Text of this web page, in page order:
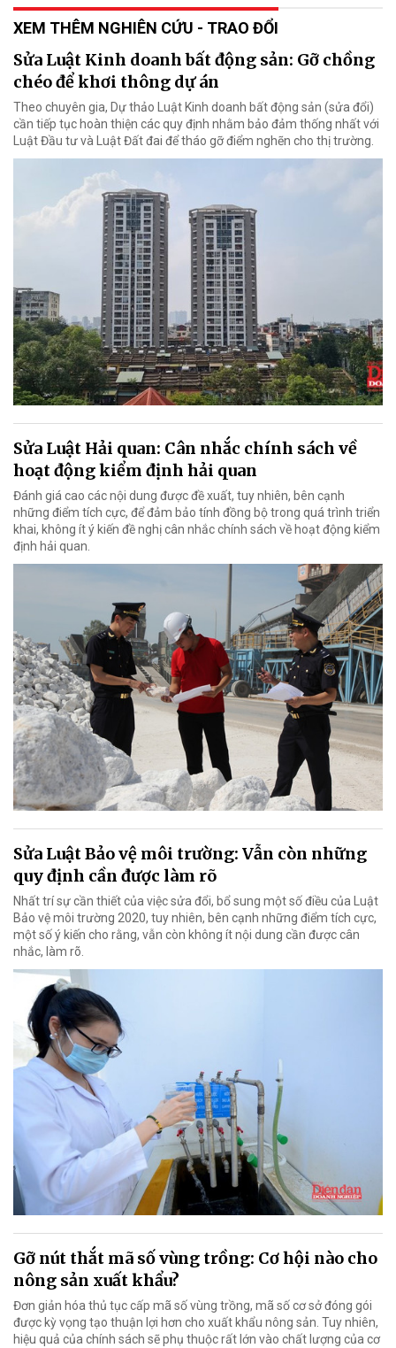
XEM THÊM NGHIÊN CỨU - TRAO ĐỔI
Sửa Luật Kinh doanh bất động sản: Gỡ chồng
chéo để khơi thông dự án
Theo chuyên gia, Dự thảo Luật Kinh doanh bất động sản (sửa đổi)
cần tiếp tục hoàn thiện các quy định nhằm bảo đảm thống nhất với
Luật Đầu tư và Luật Đất đai để tháo gỡ điểm nghẽn cho thị trường.
Sửa Luật Hải quan: Cân nhắc chính sách về
hoạt động kiểm định hải quan
Đánh giá cao các nội dung được đề xuất, tuy nhiên, bên cạnh
những điểm tích cực, để đảm bảo tính đồng bộ trong quá trình triển
khai, không ít ý kiến đề nghị cân nhắc chính sách về hoạt động kiểm
định hải quan.
Sửa Luật Bảo vệ môi trường: Vẫn còn những
quy định cần được làm rõ
Nhất trí sự cần thiết của việc sửa đổi, bổ sung một số điều của Luật
Bảo vệ môi trường 2020, tuy nhiên, bên cạnh những điểm tích cực,
một số ý kiến cho rằng, vẫn còn không ít nội dung cần được cân
nhắc, làm rõ.
Gỡ nút thắt mã số vùng trồng: Cơ hội nào cho
nông sản xuất khẩu?
Đơn giản hóa thủ tục cấp mã số vùng trồng, mã số cơ sở đóng gói
được kỳ vọng tạo thuận lợi hơn cho xuất khẩu nông sản. Tuy nhiên,
hiệu quả của chính sách sẽ phụ thuộc rất lớn vào chất lượng của cơ